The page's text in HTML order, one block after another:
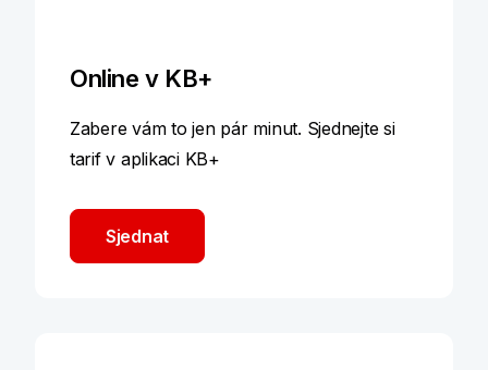
Online v KB+
Zabere vám to jen pár minut. Sjednejte si
tarif v aplikaci KB+
Sjednat